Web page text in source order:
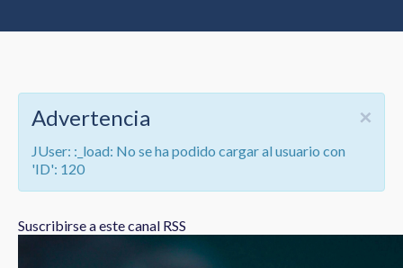
×
Advertencia
JUser: :_load: No se ha podido cargar al usuario con
'ID': 120
Suscribirse a este canal RSS